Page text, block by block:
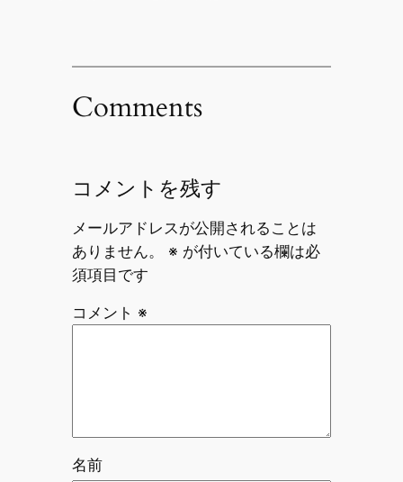
Comments
コメントを残す
メールアドレスが公開されることは
ありません。
※ が付いている欄は必
須項目です
コメント ※
名前